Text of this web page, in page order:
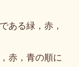
ある緑，赤，
赤，青の順に